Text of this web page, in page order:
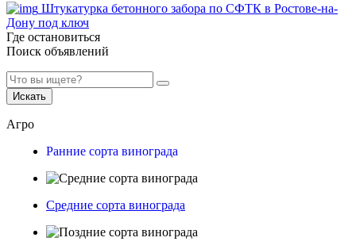
Штукатурка бетонного забора по СФТК в Ростове-на-
Дону под ключ
Где остановиться
Поиск объявлений
Искать
Агро
Ранние сорта винограда
Средние сорта винограда